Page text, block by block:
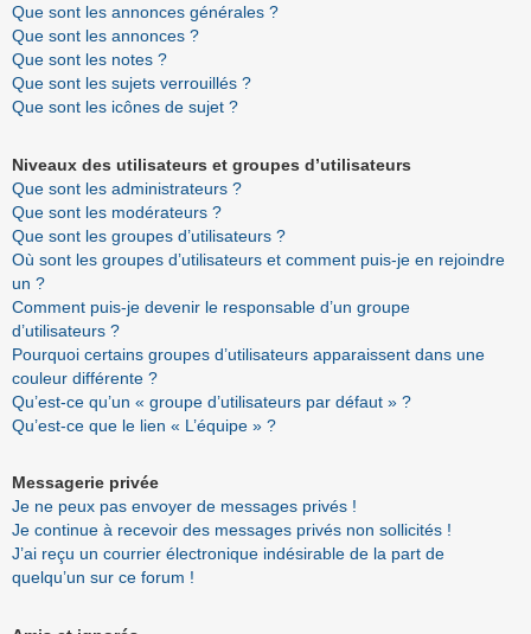
Que sont les annonces générales ?
Que sont les annonces ?
Que sont les notes ?
Que sont les sujets verrouillés ?
Que sont les icônes de sujet ?
Niveaux des utilisateurs et groupes d’utilisateurs
Que sont les administrateurs ?
Que sont les modérateurs ?
Que sont les groupes d’utilisateurs ?
Où sont les groupes d’utilisateurs et comment puis-je en rejoindre
un ?
Comment puis-je devenir le responsable d’un groupe
d’utilisateurs ?
Pourquoi certains groupes d’utilisateurs apparaissent dans une
couleur différente ?
Qu’est-ce qu’un « groupe d’utilisateurs par défaut » ?
Qu’est-ce que le lien « L’équipe » ?
Messagerie privée
Je ne peux pas envoyer de messages privés !
Je continue à recevoir des messages privés non sollicités !
J’ai reçu un courrier électronique indésirable de la part de
quelqu’un sur ce forum !